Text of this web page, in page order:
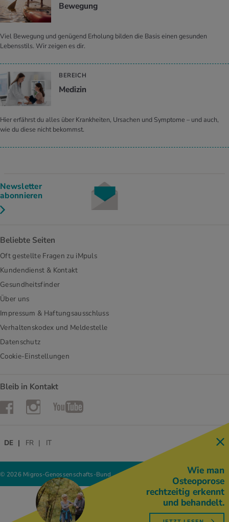
Be­we­gung
Viel Bewegung und genügend Erholung bilden die Basis einen gesunden
Lebensstils. Wir zeigen es dir.
BEREICH
Me­di­zin
Hier erfährst du alles über Krankheiten, Ursachen und Symptome – und auch,
wie du diese nicht bekommst.
Newsletter
abonnieren
Beliebte Seiten
Oft gestellte Fragen zu iMpuls
Kundendienst & Kontakt
Gesundheitsfinder
Über uns
Impressum & Haftungsausschluss
Verhaltenskodex und Meldestelle
Datenschutz
Cookie-Einstellungen
Bleib in Kontakt
FacebookInstagramYouTube
© 2026 Migros-Genossenschafts-Bund
DE FR IT
Wie man
Osteoporose
rechtzeitig erkennt
und behandelt.